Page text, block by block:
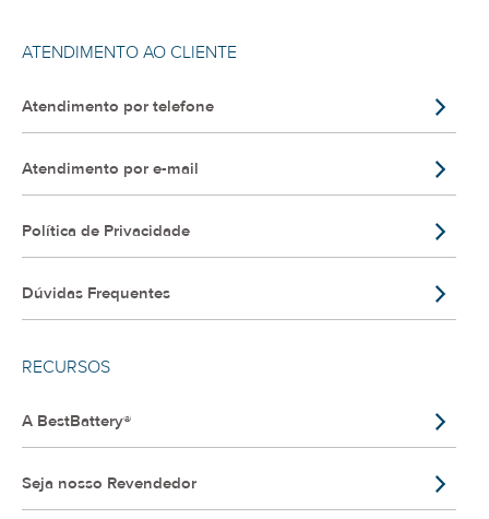
ATENDIMENTO AO CLIENTE
Atendimento por telefone
Atendimento por e-mail
Política de Privacidade
Dúvidas Frequentes
RECURSOS
A BestBattery®
Seja nosso Revendedor